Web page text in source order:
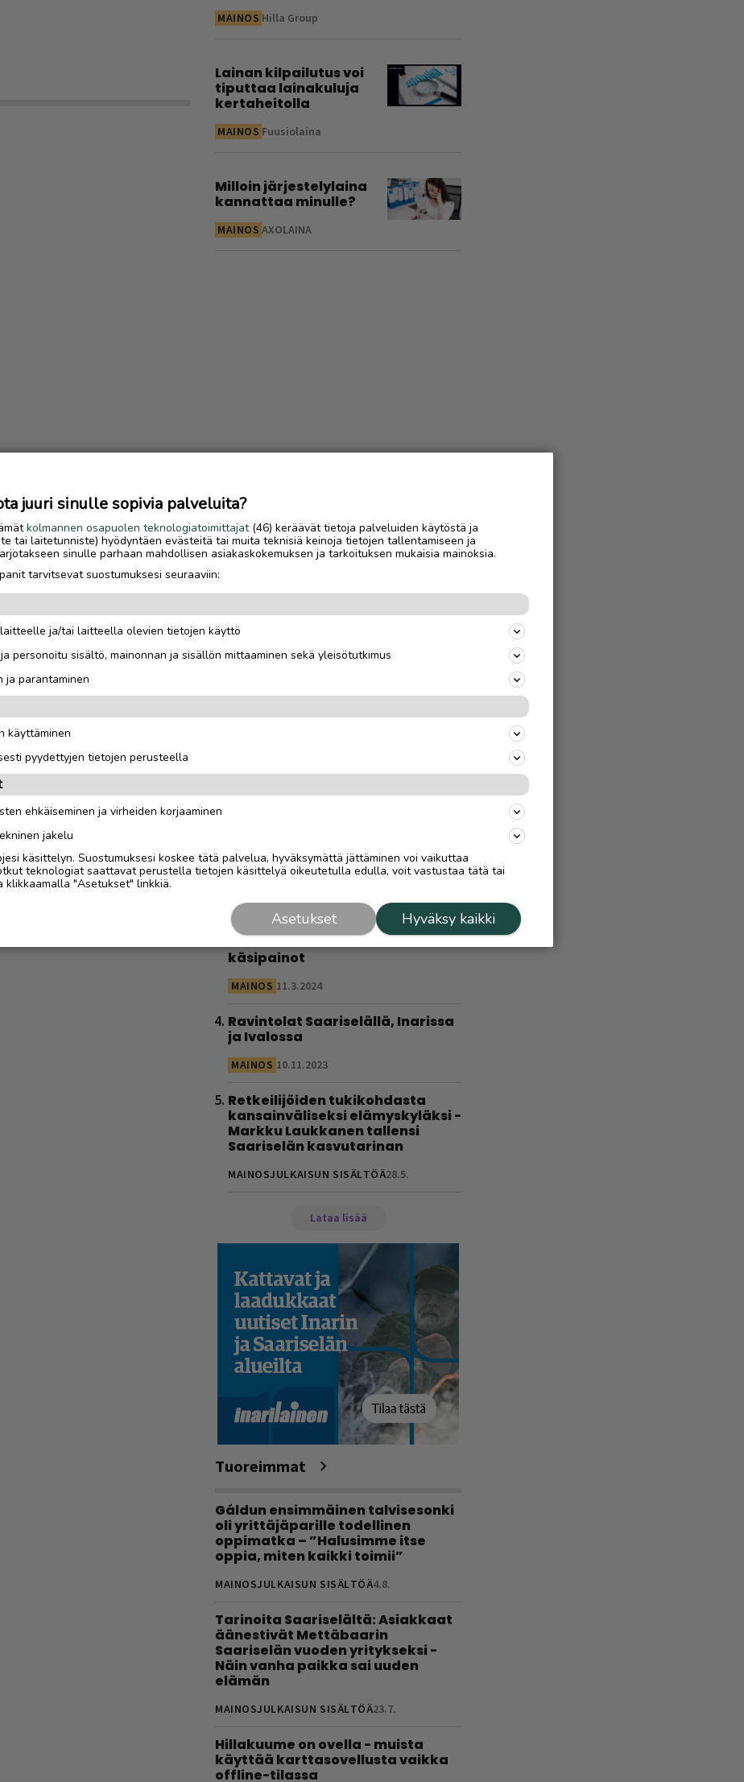
MAINOS Hilla Group
Lainan kilpailutus voi
tiputtaa lainakuluja
kertaheitolla
MAINOS Fuusiolaina
Milloin järjestelylaina
kannattaa minulle?
MAINOS AXOLAINA
Luetuimmat
talvisesonki oli yrittäjäparille
”Halusimme itse oppia, miten
sai uuden elämän
Tolkuttoman tehokas treeni
kotona – tarvitset vain
käsipainot
MAINOS 11.3.2024
Ravintolat Saariselällä, Inarissa
ja Ivalossa
MAINOS 10.11.2023
Retkeilijöiden tukikohdasta
kansainväliseksi elämyskyläksi -
Markku Laukkanen tallensi
Saariselän kasvutarinan
MAINOSJULKAISUN SISÄLTÖÄ28.5.
Lataa lisää
Tuoreimmat
Gáldun ensimmäinen talvisesonki
oli yrittäjäparille todellinen
oppimatka – ”Halusimme itse
oppia, miten kaikki toimii”
MAINOSJULKAISUN SISÄLTÖÄ4.8.
Tarinoita Saariselältä: Asiakkaat
äänestivät Mettäbaarin
Saariselän vuoden yritykseksi -
Näin vanha paikka sai uuden
elämän
MAINOSJULKAISUN SISÄLTÖÄ23.7.
Hillakuume on ovella - muista
käyttää karttasovellusta vaikka
offline-tilassa
juuri sinulle sopivia palveluita?
kolmannen osapuolen teknologiatoimittajat(46) keräävät tietoja palveluiden käytöstä ja
tai laitetunniste) hyödyntäen evästeitä tai muita teknisiä keinoja tietojen tallentamiseen ja
sinulle parhaan mahdollisen asiakaskokemuksen ja tarkoituksen mukaisia mainoksia.
tarvitsevat suostumuksesi seuraaviin:
ja/tai laitteella olevien tietojen käyttö
personoitu sisältö, mainonnan ja sisällön mittaaminen sekä yleisötutkimus
ja parantaminen
käyttäminen
pyydettyjen tietojen perusteella
ehkäiseminen ja virheiden korjaaminen
jakelu
käsittelyn. Suostumuksesi koskee tätä palvelua, hyväksymättä jättäminen voi vaikuttaa
teknologiat saattavat perustella tietojen käsittelyä oikeutetulla edulla, voit vastustaa tätä tai
klikkaamalla "Asetukset" linkkiä.
Hyväksy kaikki
Asetukset